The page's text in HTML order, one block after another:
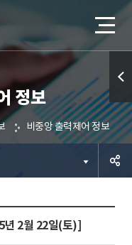
정보
비중앙 출력제어 정보
년 2월 22일(토)]
퀵메
뉴 열
기